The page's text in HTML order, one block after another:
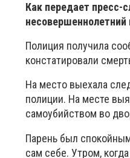
Как передает пресс-
несовершеннолетний
Полиция получила
констатировали
На место выехала
полиции. На месте
самоубийством во
Парень был
сам себе. Утром,